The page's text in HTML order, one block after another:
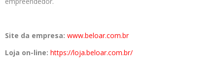
Site da empresa: www.beloar.com.br
Loja on-line: https://loja.beloar.com.br/